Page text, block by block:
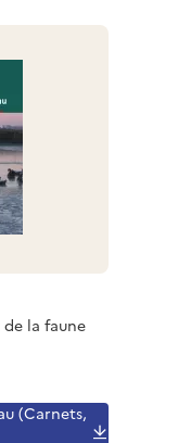
la faune
(Carnets,